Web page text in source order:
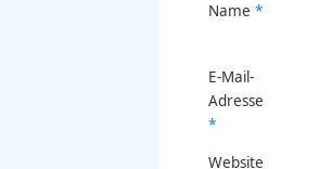
Name *
E-Mail-
Adresse
*
Website